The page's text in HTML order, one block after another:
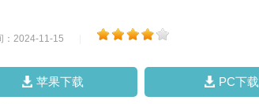
：2024-11-15
苹果下载 PC下载